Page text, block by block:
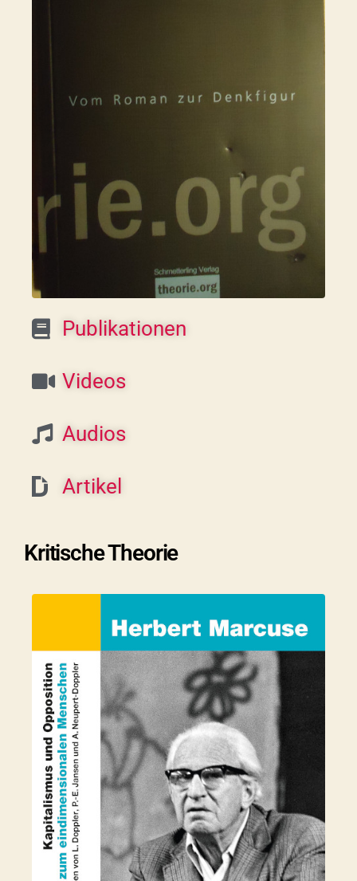
Publikationen
Videos
Audios
Artikel
Kritische Theorie